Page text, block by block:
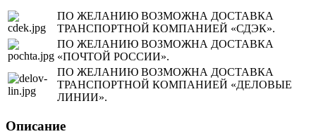
ПО ЖЕЛАНИЮ ВОЗМОЖНА ДОСТАВКА
ТРАНСПОРТНОЙ КОМПАНИЕЙ «СДЭК».
ПО ЖЕЛАНИЮ ВОЗМОЖНА ДОСТАВКА
«ПОЧТОЙ РОССИИ».
ПО ЖЕЛАНИЮ ВОЗМОЖНА ДОСТАВКА
ТРАНСПОРТНОЙ КОМПАНИЕЙ «ДЕЛОВЫЕ
ЛИНИИ».
Описание